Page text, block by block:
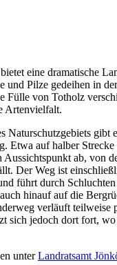
eine dramatische
und Pilze gedeihen in
Fülle von Totholz
Artenvielfalt.
Naturschutzgebiets gibt
Etwa auf halber
Aussichtspunkt ab, von
Der Weg ist
führt durch
hinauf auf die
verläuft teilweise
sich jedoch dort fort,
unterLandratsamt